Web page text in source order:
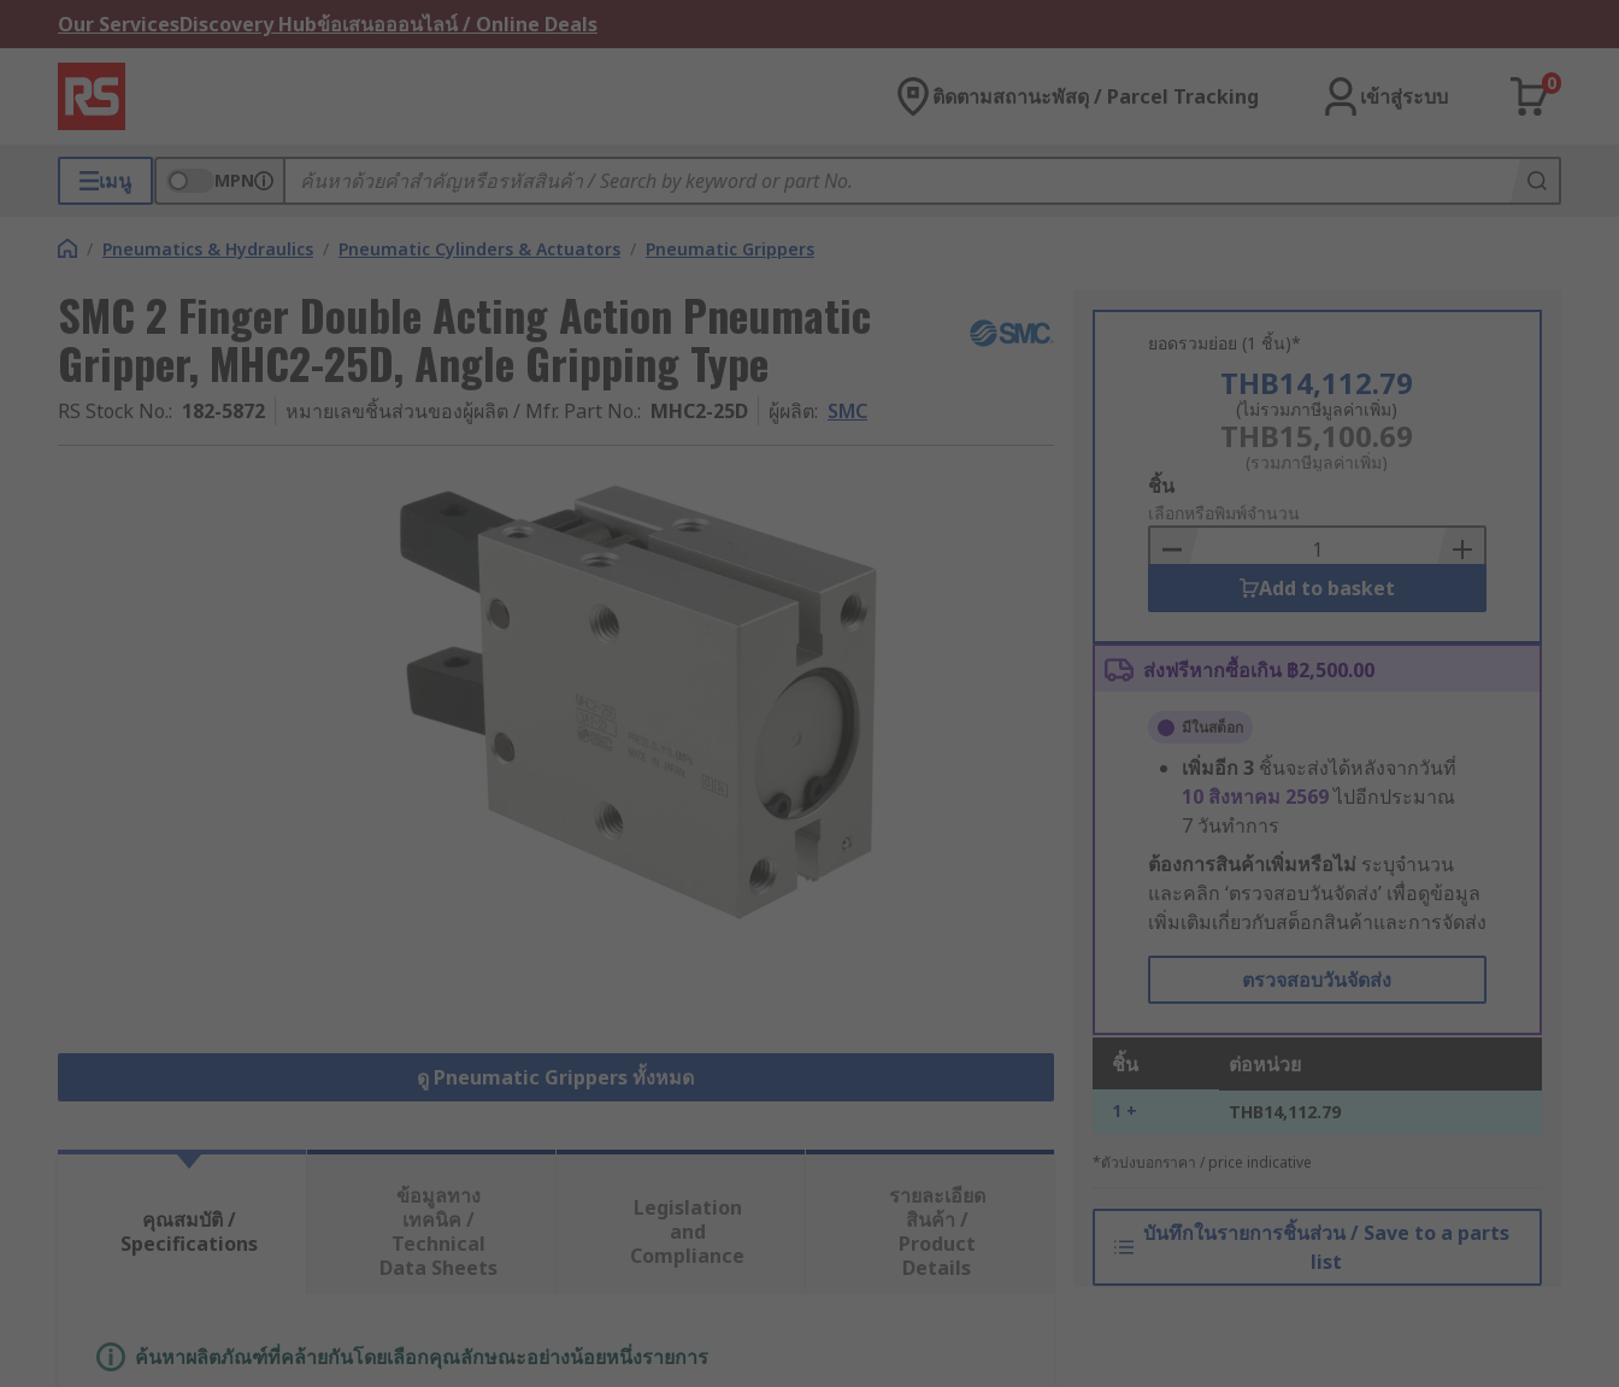
Our ServicesDiscovery Hubข้อเสนอออนไลน์ / Online Deals
ติดตามสถานะพัสดุ / Parcel Tracking เข้าสู่ระบบ
0
เมนู MPN
/ Pneumatics & Hydraulics / Pneumatic Cylinders & Actuators / Pneumatic Grippers
SMC 2 Finger Double Acting Action Pneumatic
Gripper, MHC2-25D, Angle Gripping Type
RS Stock No.: 182-5872 หมายเลขชิ้นส่วนของผู้ผลิต / Mfr. Part No.: MHC2-25D ผู้ผลิต: SMC
ดู Pneumatic Grippers ทั้งหมด
ยอดรวมย่อย (1 ชิ้น)*
THB14,112.79
(ไม่รวมภาษีมูลค่าเพิ่ม)
THB15,100.69
(รวมภาษีมูลค่าเพิ่ม)
Add
to
Basket
ชิ้น
เลือกหรือพิมพ์จำนวน
Add to basket
ส่งฟรีหากซื้อเกิน ฿2,500.00
มีในสต็อก
เพิ่มอีก 3 ชิ้นจะส่งได้หลังจากวันที่
10 สิงหาคม 2569ไปอีกประมาณ
7 วันทำการ
ต้องการสินค้าเพิ่มหรือไม่ ระบุจำนวน
และคลิก ‘ตรวจสอบวันจัดส่ง’ เพื่อดูข้อมูล
เพิ่มเติมเกี่ยวกับสต็อกสินค้าและการจัดส่ง
ตรวจสอบวันจัดส่ง
ชิ้น ต่อหน่วย
1 + THB14,112.79
*ตัวบ่งบอกราคา / price indicative
บันทึกในรายการชิ้นส่วน / Save to a parts
list
คุณสมบัติ /
Specifications
ข้อมูลทาง
เทคนิค /
Technical
Data Sheets
Legislation
and
Compliance
รายละเอียด
สินค้า /
Product
Details
ค้นหาผลิตภัณฑ์ที่คล้ายกันโดยเลือกคุณลักษณะอย่างน้อยหนึ่งรายการ